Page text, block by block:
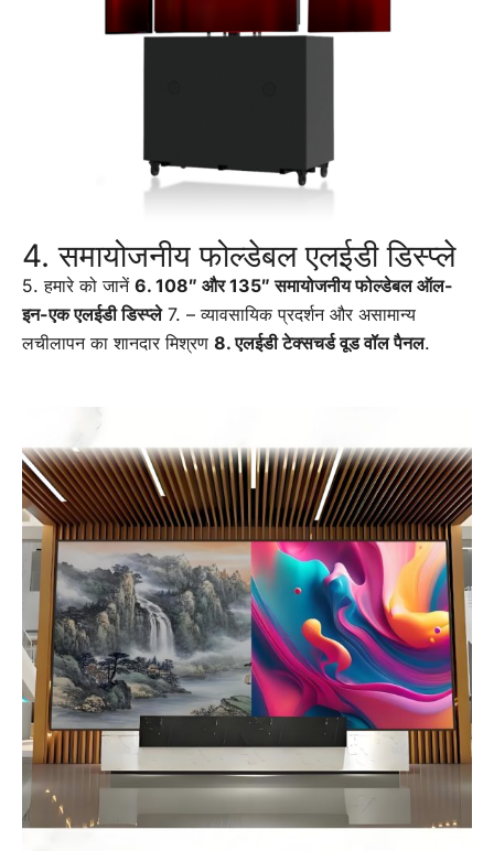
4. समायोजनीय फोल्डेबल एलईडी डिस्प्ले
5. हमारे को जानें 6. 108″ और 135″ समायोजनीय फोल्डेबल ऑल-
इन-एक एलईडी डिस्प्ले7. – व्यावसायिक प्रदर्शन और असामान्य
लचीलापन का शानदार मिश्रण 8. एलईडी टेक्सचर्ड वूड वॉल पैनल.